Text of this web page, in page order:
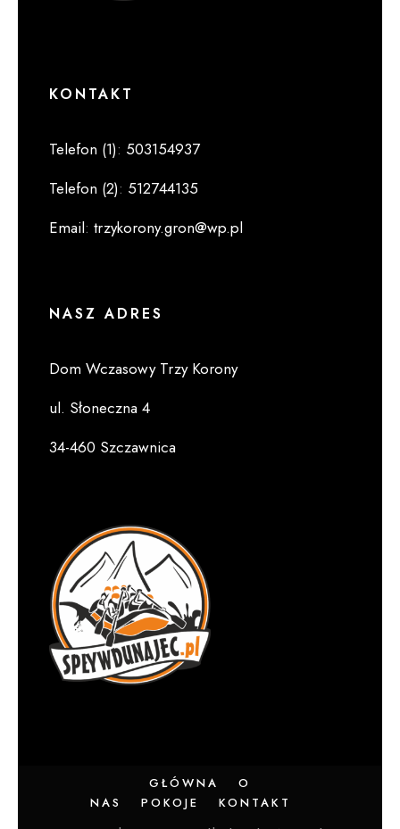
KONTAKT
Telefon (1): 503154937
Telefon (2): 512744135
Email: trzykorony.gron@wp.pl
NASZ ADRES
Dom Wczasowy Trzy Korony
ul. Słoneczna 4
34-460 Szczawnica
GŁÓWNA
O
NAS
POKOJE KONTAKT